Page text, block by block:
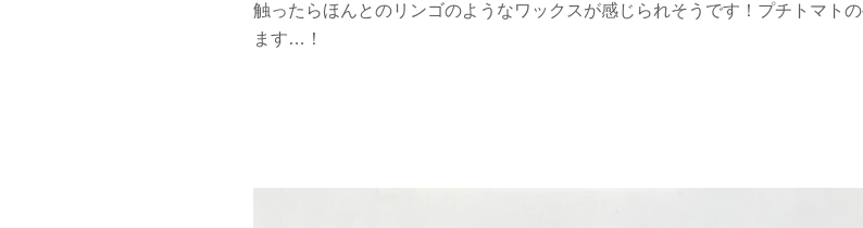
触ったらほんとのリンゴのようなワックスが感じられそうです！プチトマト
ます…！